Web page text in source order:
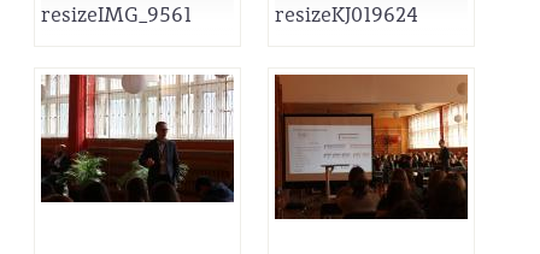
resizeIMG_9561 resizeKJ019624